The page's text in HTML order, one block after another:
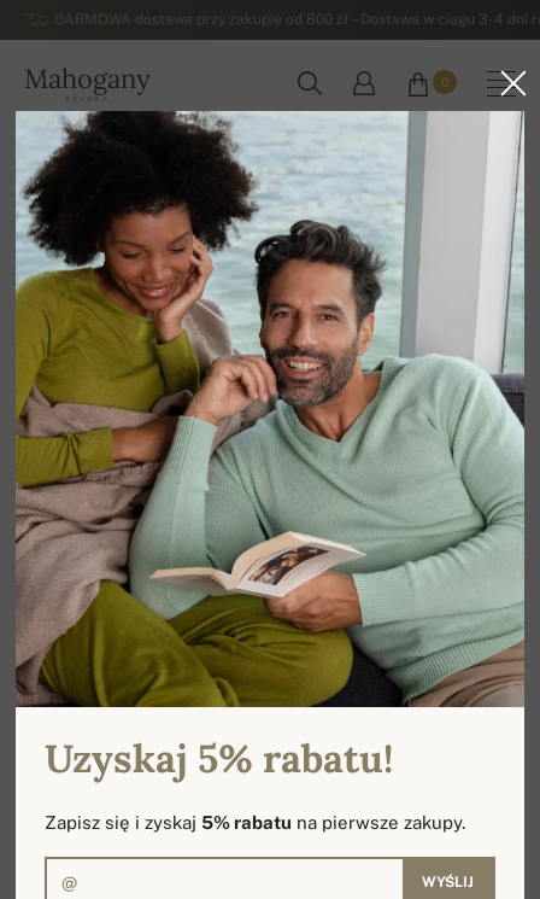
DARMOWA dostawa przy zakupie od 800 zł – Dostawa w ciągu 3-4
Mahogany
POLSKA
0
Strona główna
Damskie swetry z kaszmiru
Z owalnym dekoltem - damskie
Uzyskaj 5% rabatu!
Zapisz się i zyskaj5% rabatu na pierwsze zakupy.
WYŚLIJ